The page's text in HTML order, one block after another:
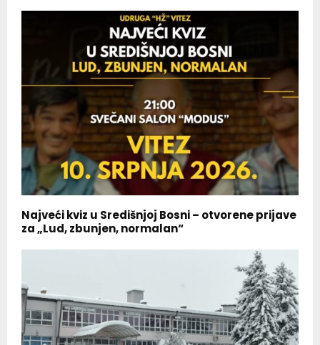
Najveći kviz u Središnjoj Bosni – otvorene prijave
za „Lud, zbunjen, normalan“